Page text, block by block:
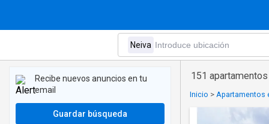
151
Inicio > Apartamentos
Recibe nuevos anuncios en tu
email
Guardar búsqueda